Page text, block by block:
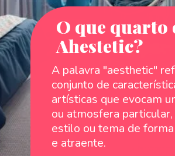
O que quarto
Ahestetic?
A palavra "aesthetic"
conjunto de
artísticas que evocam
ou atmosfera particular,
estilo ou tema de
e atraente.